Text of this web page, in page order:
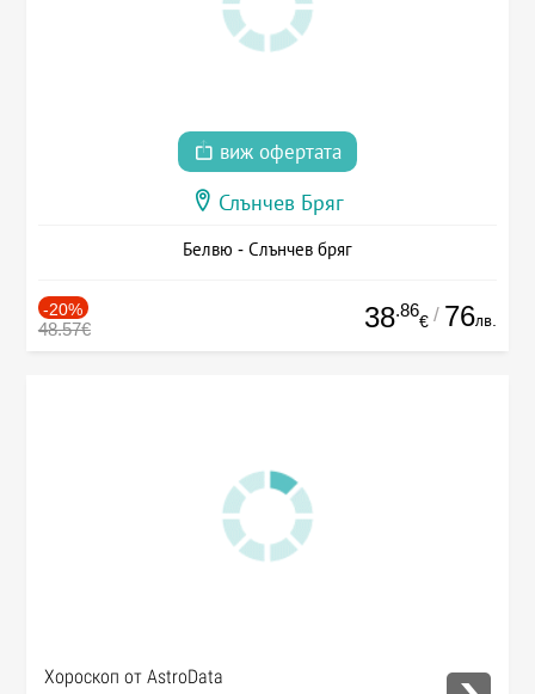
виж офертата
Слънчев Бряг
Белвю - Слънчев бряг
-20%
48.57€ 38.86
€ / 76лв.
Хороскоп от AstroData